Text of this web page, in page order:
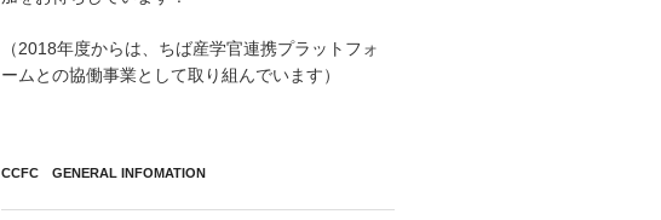
（2018年度からは、ちば産学官連携プラットフォ
ームとの協働事業として取り組んでいます）
CCFC GENERAL INFOMATION